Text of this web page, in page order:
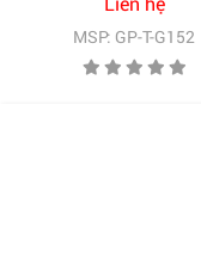
MSP: GP-T-G152